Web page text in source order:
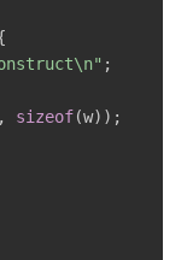
;
sizeof(w));